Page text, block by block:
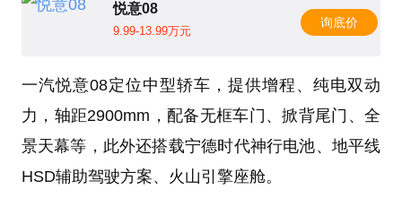
悦意08
9.99-13.99万元
询底价
一汽悦意08定位中型轿车，提供增程、纯电双动
力，轴距2900mm，配备无框车门、掀背尾门、全
景天幕等，此外还搭载宁德时代神行电池、地平线
HSD辅助驾驶方案、火山引擎座舱。